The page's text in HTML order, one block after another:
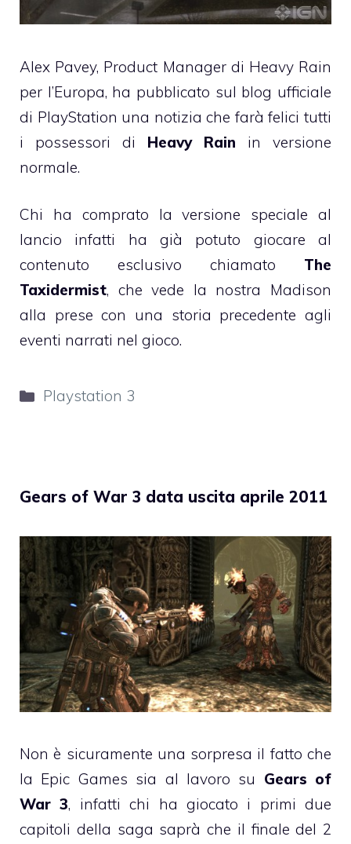
Alex Pavey, Product Manager di Heavy Rain
per l’Europa, ha pubblicato sul blog ufficiale
di PlayStation una notizia che farà felici tutti
i possessori di Heavy Rain in versione
normale.
Chi ha comprato la versione speciale al
lancio infatti ha già potuto giocare al
contenuto esclusivo chiamato The
Taxidermist, che vede la nostra Madison
alla prese con una storia precedente agli
eventi narrati nel gioco.
Categorie
Playstation 3
Gears of War 3 data uscita aprile 2011
Non è sicuramente una sorpresa il fatto che
la Epic Games sia al lavoro su Gears of
War 3, infatti chi ha giocato i primi due
capitoli della saga saprà che il finale del 2